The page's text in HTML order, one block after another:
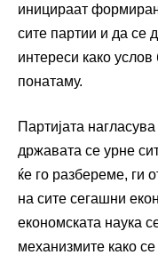
иницираат
сите партии и да се
интереси како
понатаму.
Партијата
државата се урне
ќе го разбереме, ги
на сите сегашни
економската наука
механизмите како